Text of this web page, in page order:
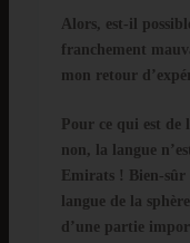
Alors, est-il
franchement
mon retour
Pour ce qui est de
non, la langue
Emirats ! Bien-
langue de la
d’une partie